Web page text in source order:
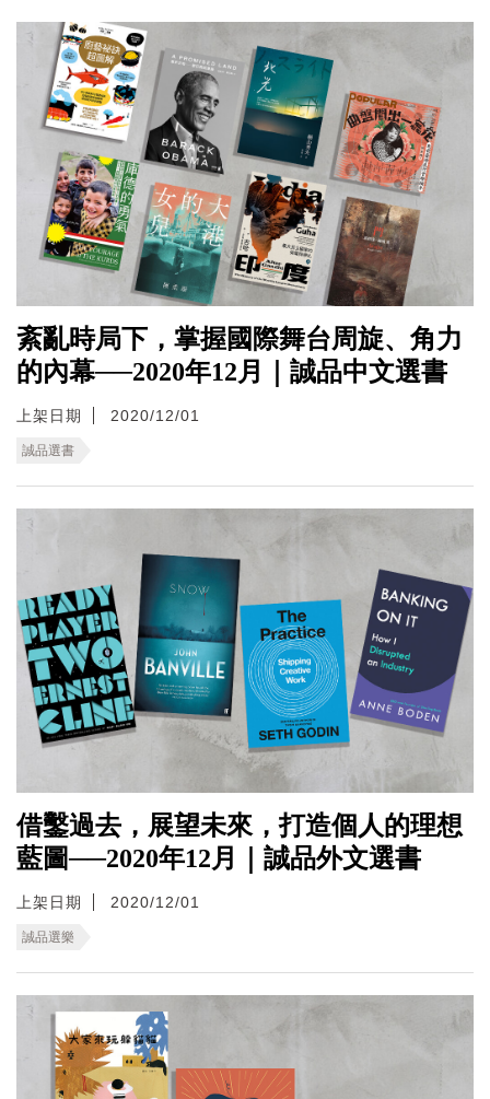
紊亂時局下，掌握國際舞台周旋、角力
的內幕──2020年12月｜誠品中文選書
上架日期 2020/12/01
誠品選書
借鑿過去，展望未來，打造個人的理想
藍圖──2020年12月｜誠品外文選書
上架日期 2020/12/01
誠品選樂